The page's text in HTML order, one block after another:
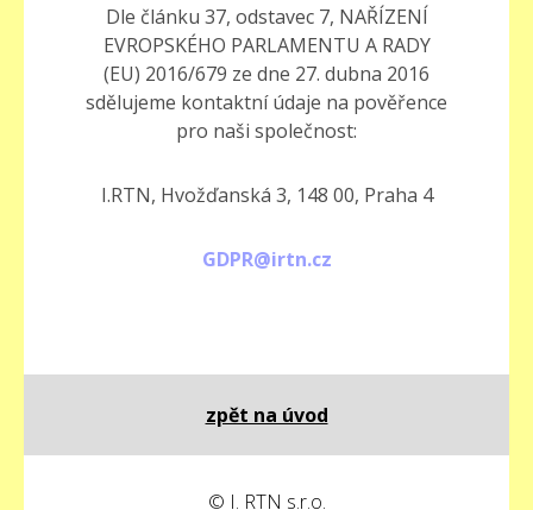
Dle článku 37, odstavec 7, NAŘÍZENÍ
EVROPSKÉHO PARLAMENTU A RADY
(EU) 2016/679 ze dne 27. dubna 2016
sdělujeme kontaktní údaje na pověřence
pro naši společnost:
I.RTN, Hvožďanská 3, 148 00, Praha 4
GDPR@irtn.cz
zpět na úvod
© I. RTN s.r.o.